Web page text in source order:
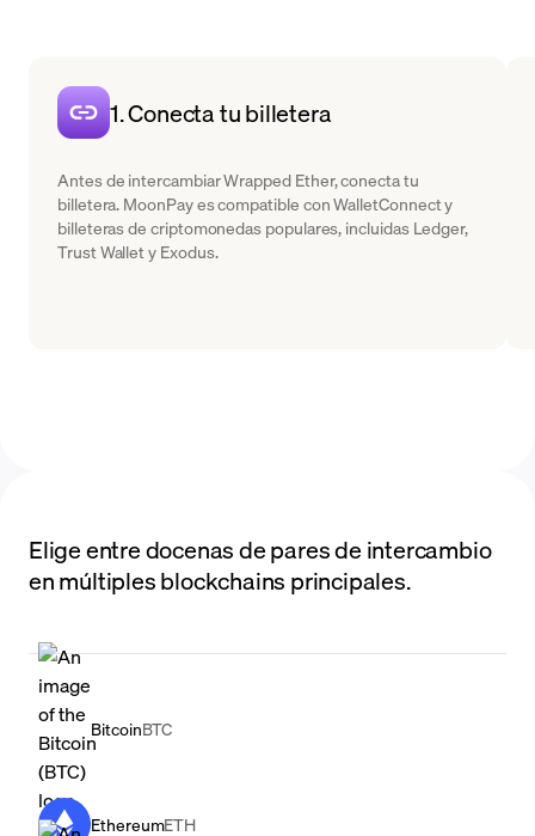
1. Conecta tu billetera
Antes de intercambiar Wrapped Ether, conecta tu
billetera. MoonPay es compatible con WalletConnect y
billeteras de criptomonedas populares, incluidas Ledger,
Trust Wallet y Exodus.
Elige entre docenas de pares de intercambio
en múltiples blockchains principales.
BitcoinBTC
EthereumETH